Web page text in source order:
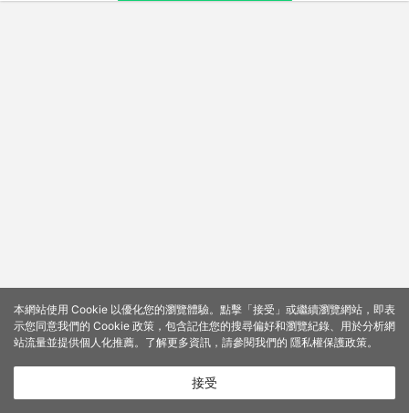
本網站使用 Cookie 以優化您的瀏覽體驗。點擊「接受」或繼續瀏覽網站，即表
示您同意我們的 Cookie 政策，包含記住您的搜尋偏好和瀏覽紀錄、用於分析網
站流量並提供個人化推薦。了解更多資訊，請參閱我們的 隱私權保護政策。
接受